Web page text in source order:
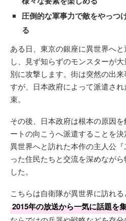
圧倒的な軍事力で敵をやっつ
る
ある日、東京の銀座に異世界へ
し、見ず知らずのモンスターが
別に攻撃します。街は突然の出
すが、日本政府によって派遣さ
束。
その後、日本政府は根本の原因
ートの向こうへ派遣することを
異世界へと訪れた本作の主人公
った住民たちと交流を深めなが
した。
こちらは自衛隊が異世界に訪れる
2015年の放送から一気に話題を